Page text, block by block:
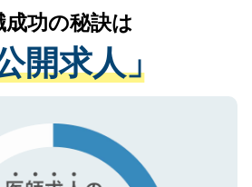
の取り扱いについての厳密な
たした事業者のみに付与され
シーマークを取得済みです。
に関してもご安心ください。
現在の医療機関の状況や紹介
ながら、適切なアドバイスを
きます。すぐにご転職をされ
長期的なサポートが可能です
ご登録ください。
成功の秘訣は
開求人」